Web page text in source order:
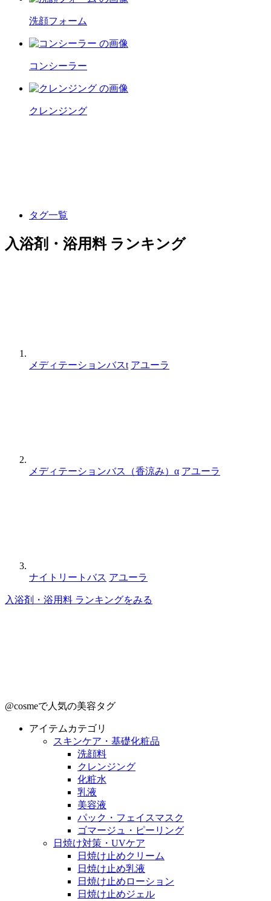
洗顔フォーム
コンシーラー
クレンジング
タグ一覧
入浴剤・浴用料 ランキング
メディテーションバスt アユーラ
メディテーションバス（香涼み）α アユーラ
ナイトリートバス アユーラ
入浴剤・浴用料 ランキングをみる
@cosmeで人気の美容タグ
アイテムカテゴリ
スキンケア・基礎化粧品
洗顔料
クレンジング
化粧水
乳液
美容液
パック・フェイスマスク
ゴマージュ・ピーリング
日焼け対策・UVケア
日焼け止めクリーム
日焼け止め乳液
日焼け止めローション
日焼け止めジェル